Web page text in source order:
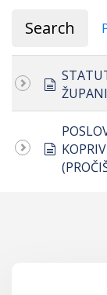
Search
document